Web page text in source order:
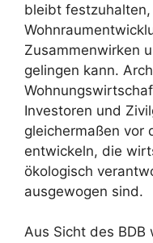
bleibt
Zusammenwirken
gelingen kann.
Investoren und
gleichermaßen vor
entwickeln, die
ökologisch
ausgewogen sind.
Aus Sicht des